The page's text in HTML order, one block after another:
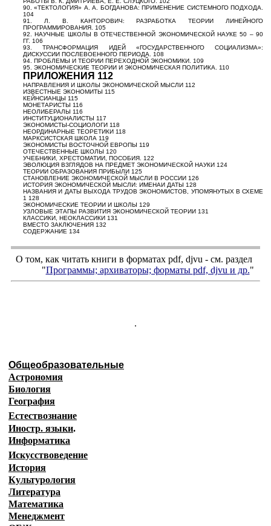
90. «ТЕКТОЛОГИЯ» А. А. БОГДАНОВА: ПРИМЕНЕНИЕ СИСТЕМНОГО ПОДХОДА.
104
91. Л. В. КАНТОРОВИЧ: РАЗРАБОТКА ТЕОРИИ ЛИНЕЙНОГО
ПРОГРАММИРОВАНИЯ. 105
92. НАУЧНЫЕ ШКОЛЫ В ОТЕЧЕСТВЕННОЙ ЭКОНОМИЧЕСКОЙ НАУКЕ 50 – 90
ГГ. 106
93. ТРАНСФОРМАЦИЯ ИДЕЙ «ГОСУДАРСТВЕННОГО СОЦИАЛИЗМА»:
ДИСКУССИИ ПОСЛЕВОЕННОГО ПЕРИОДА. 108
94. ПРОБЛЕМЫ И ТЕОРИИ ПЕРЕХОДНОЙ ЭКОНОМИКИ. 109
95. ЭКОНОМИЧЕСКИЕ ТЕОРИИ И ЭКОНОМИЧЕСКАЯ ПОЛИТИКА. 110
ПРИЛОЖЕНИЯ 112
НАПРАВЛЕНИЯ И ШКОЛЫ ЭКОНОМИЧЕСКОЙ МЫСЛИ 112
ИЗВЕСТНЫЕ ЭКОНОМИТЫ 115
КЕЙНСИАНЦЫ 115
МОНЕТАРИСТЫ 116
НЕОЛИБЕРАЛЫ 116
ИНСТИТУЦИОНАЛИСТЫ 117
ЭКОНОМИСТЫ-СОЦИОЛОГИ 118
НЕОРДИНАРНЫЕ ТЕОРЕТИКИ 118
МАРКСИСТСКАЯ ШКОЛА 119
ЭКОНОМИСТЫ ВОСТОЧНОЙ ЕВРОПЫ 119
ОТЕЧЕСТВЕННЫЕ ШКОЛЫ 120
УЧЕБНИКИ, ХРЕСТОМАТИИ, ПОСОБИЯ. 122
ЭВОЛЮЦИЯ ВЗГЛЯДОВ НА ПРЕДМЕТ ЭКОНОМИЧЕСКОЙ НАУКИ 124
ТЕОРИИ ОБРАЗОВАНИЯ ПРИБЫЛИ 125
СТАНОВЛЕНИЕ ЭКОНОМИЧЕСКОЙ МЫСЛИ В РОССИИ 126
ИСТОРИЯ ЭКОНОМИЧЕСКОЙ МЫСЛИ: ИМЕНАИ ДАТЫ 128
НАЗВАНИЯ И ДАТЫ ВЫХОДА ТРУДОВ ЭКОНОМИСТОВ, УПОМЯНУТЫХ В СХЕМЕ
1 128
ЭКОНОМИЧЕСКИЕ ТЕОРИИ И ШКОЛЫ 129
УЗЛОВЫЕ ЭТАПЫ РАЗВИТИЯ ЭКОНОМИЧЕСКОЙ ТЕОРИИ 131
КЛАССИКИ, НЕОКЛАССИКИ 131
ВМЕСТО ЗАКЛЮЧЕНИЯ 132
СОДЕРЖАНИЕ 134
О том, как читать книги в форматах pdf, djvu - см. раздел
"Программы; архиваторы; форматы pdf, djvu и др."
.
Общеобразовательные
Астрономия
Биология
География
Естествознание
Иностр. языки.
Информатика
Искусствоведение
История
Культурология
Литература
Математика
Менеджмент